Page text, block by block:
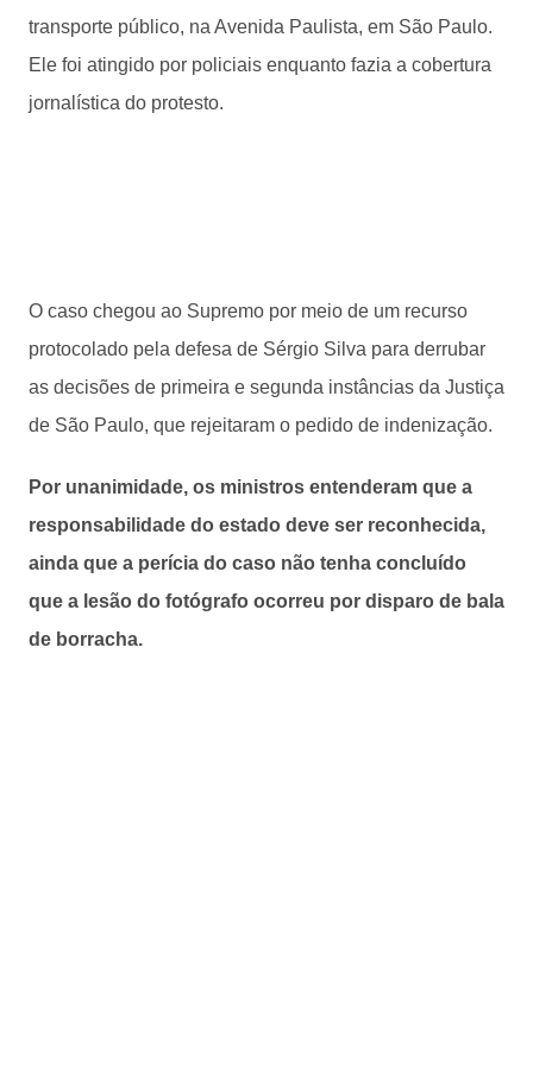
transporte público, na Avenida Paulista, em São Paulo.
Ele foi atingido por policiais enquanto fazia a cobertura
jornalística do protesto.
O caso chegou ao Supremo por meio de um recurso
protocolado pela defesa de Sérgio Silva para derrubar
as decisões de primeira e segunda instâncias da Justiça
de São Paulo, que rejeitaram o pedido de indenização.
Por unanimidade, os ministros entenderam que a
responsabilidade do estado deve ser reconhecida,
ainda que a perícia do caso não tenha concluído
que a lesão do fotógrafo ocorreu por disparo de bala
de borracha.